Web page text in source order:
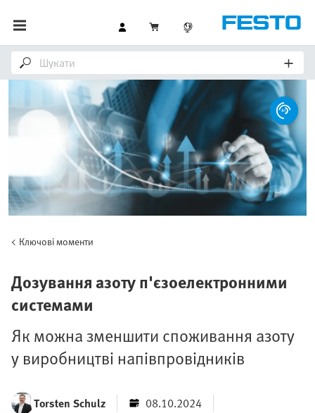
Ключові моменти
Дозування азоту п'єзоелектронними
системами
Як можна зменшити споживання азоту
у виробництві напівпровідників
Torsten Schulz
08.10.2024